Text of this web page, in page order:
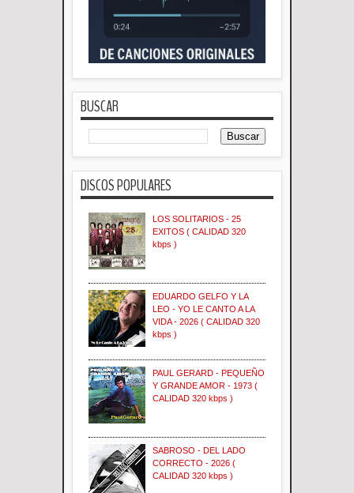
BUSCAR
DISCOS POPULARES
LOS SOLITARIOS - 25
EXITOS ( CALIDAD 320
kbps )
EDUARDO GELFO Y LA
LEO - YO LE CANTO A LA
VIDA - 2026 ( CALIDAD 320
kbps )
PAUL GERARD - PEQUEÑO
Y GRANDE AMOR - 1973 (
CALIDAD 320 kbps )
SABROSO - DEL LADO
CORRECTO - 2026 (
CALIDAD 320 kbps )